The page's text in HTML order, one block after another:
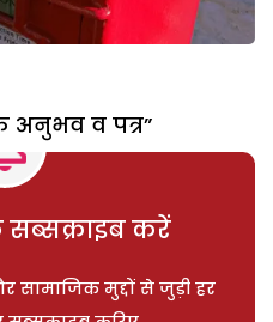
व पत्र”
सब्सक्राइब करें
सामाजिक मुद्दों से जुड़ी हर